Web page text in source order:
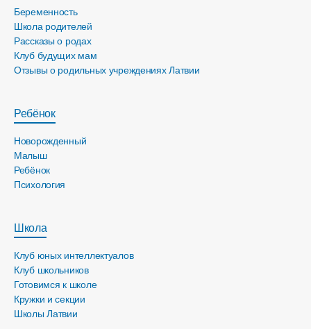
Беременность
Школа родителей
Рассказы о родах
Клуб будущих мам
Отзывы о родильных учреждениях Латвии
Ребёнок
Новорожденный
Малыш
Ребёнок
Психология
Школа
Клуб юных интеллектуалов
Клуб школьников
Готовимся к школе
Кружки и секции
Школы Латвии